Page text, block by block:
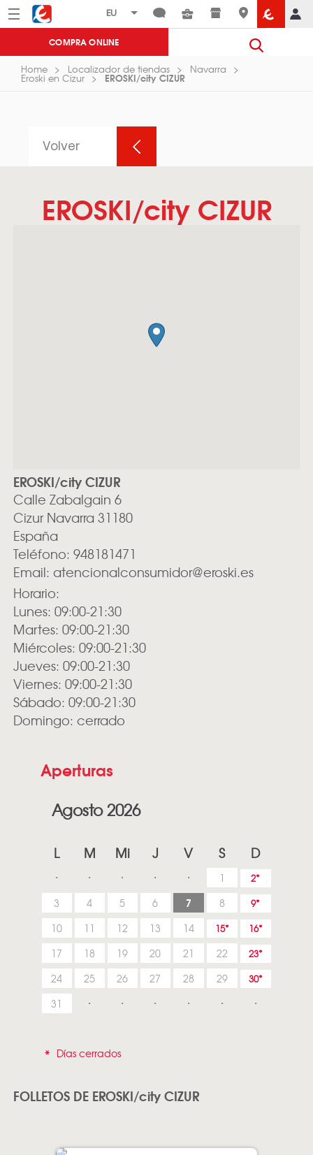
Menú Eroski
COMPRA ONLINE
Home Localizador de tiendas Navarra
Eroski en Cizur EROSKI/city CIZUR
Volver
EROSKI/city CIZUR
EROSKI/city CIZUR
Calle Zabalgain 6
CizurNavarra 31180
España
Teléfono: 948181471
Email: atencionalconsumidor@eroski.es
Horario:
Lunes: 09:00-21:30
Martes: 09:00-21:30
Miércoles: 09:00-21:30
Jueves: 09:00-21:30
Viernes: 09:00-21:30
Sábado: 09:00-21:30
Domingo: cerrado
Aperturas
Agosto 2026
L M Mi J V S D
1 2
3 4 5 6 7 8 9
10 11 12 13 14 15 16
17 18 19 20 21 22 23
24 25 26 27 28 29 30
31
* Días cerrados
FOLLETOS DE EROSKI/city CIZUR